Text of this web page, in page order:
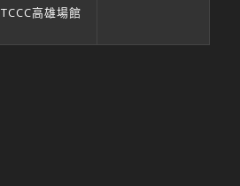
TCCC高雄場館